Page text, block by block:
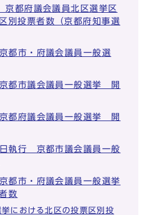
都府議会議員北区選挙区
別投票者数（京都府知事選
市・府議会議員一般選
都市議会議員一般選挙 開
都府議会議員一般選挙 開
執行 京都市議会議員一般
市・府議会議員一般選挙
数
における北区の投票区別投